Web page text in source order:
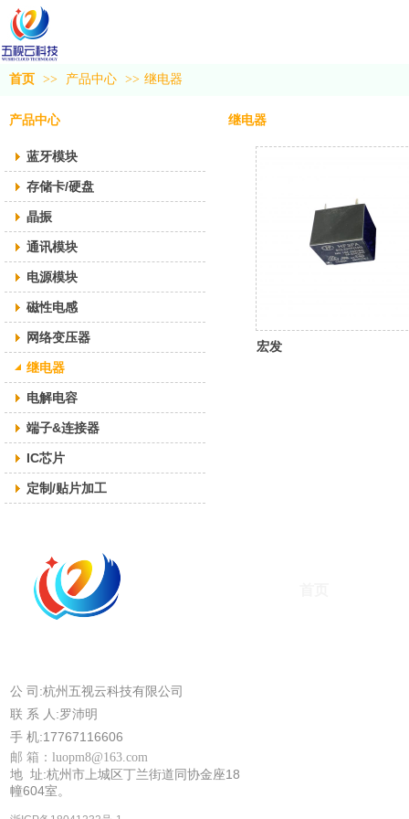
首页 >> 产品中心 >> 继电器
产品中心
蓝牙模块
存储卡/硬盘
晶振
通讯模块
电源模块
磁性电感
网络变压器
继电器
电解电容
端子&连接器
IC芯片
定制/贴片加工
继电器
宏发
公 司:杭州五视云科技有限公司
联 系 人:罗沛明
手 机:17767116606
邮 箱： luopm8@163.com
地 址:杭州市上城区丁兰街道同协金座18
幢604室。